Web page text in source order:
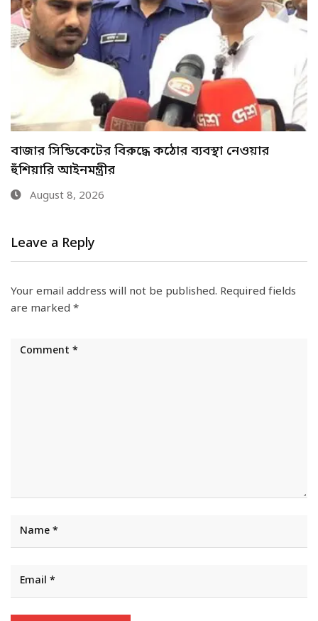
আশুগঞ্জে অবৈধভাবে বালু উত্তোলন বন্ধের দাবীতে
মহাসড়ক অবরোধ-…
August 8, 2026
Leave a Reply
Your email address will not be published. Required fields
are marked *